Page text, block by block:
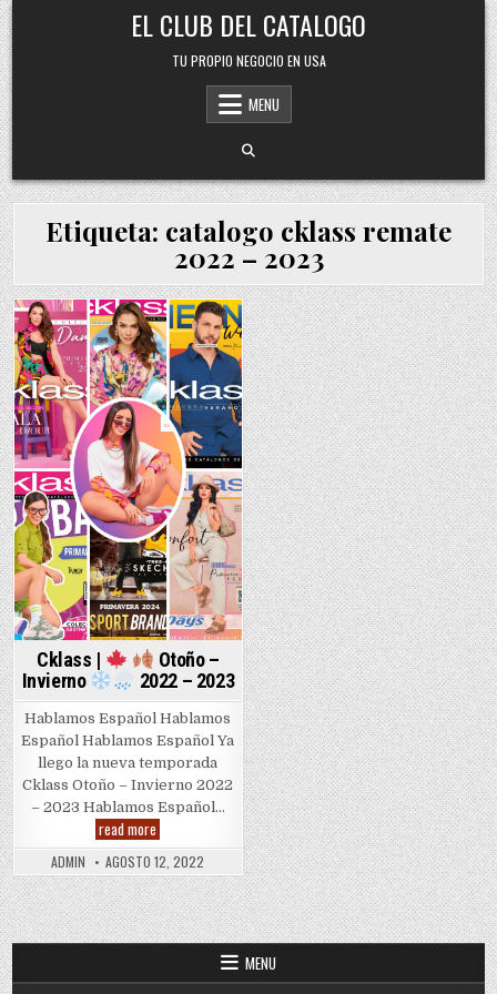
Skip
to
content
EL CLUB DEL CATALOGO
TU PROPIO NEGOCIO EN USA
MENU
Etiqueta: catalogo cklass remate
2022 – 2023
Posted
in
Cklass |
Otoño –
Invierno
2022 – 2023
Hablamos Español Hablamos
Español Hablamos Español Ya
llego la nueva temporada
Cklass Otoño – Invierno 2022
– 2023 Hablamos Español…
read more
|
Otoño
–
Invierno
2023
ADMIN AGOSTO 12, 2022
MENU